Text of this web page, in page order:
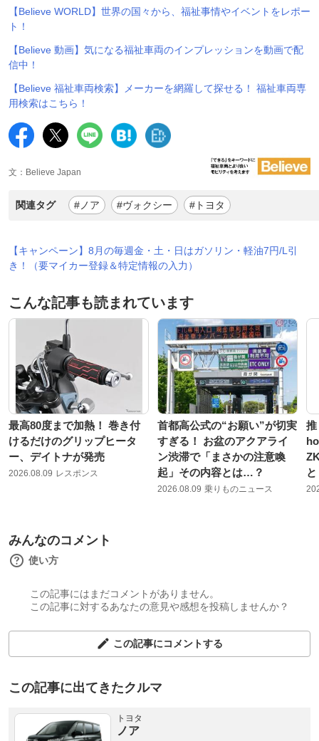
【Believe WORLD】世界の国々から、福祉事情やイベントをレポー
ト！
【Believe 動画】気になる福祉車両のインプレッションを動画で配
信中！
【Believe 福祉車両検索】メーカーを網羅して探せる！ 福祉車両専
用検索はこちら！
文：Believe Japan
関連タグ #ノア #ヴォクシー #トヨタ
【キャンペーン】8月の毎週金・土・日はガソリン・軽油7円/L引
き！（要マイカー登録＆特定情報の入力）
こんな記事も読まれています
最高80度まで加熱！ 巻き付
けるだけのグリップヒータ
ー、デイトナが発売
2026.08.09 レスポンス
首都高公式の“お願い”が切実
すぎる！ お盆のアクアライ
ン渋滞で「まさかの注意喚
起」その内容とは…？
2026.08.09 乗りものニュース
みんなのコメント
使い方
この記事にはまだコメントがありません。
この記事に対するあなたの意見や感想を投稿しませんか？
この記事にコメントする
この記事に出てきたクルマ
トヨタ
ノア